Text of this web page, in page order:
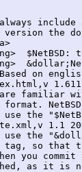
include
version the
$NetBSD:
on
familiar
format.
the
1.1
the
so that
you commit
as it is